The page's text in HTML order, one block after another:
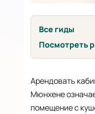
Все гиды
Посмотреть
Арендовать
Мюнхене
помещение с